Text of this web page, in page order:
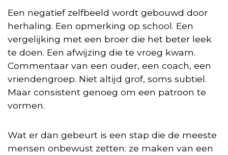
Een negatief zelfbeeld wordt gebouwd door
herhaling. Een opmerking op school. Een
vergelijking met een broer die het beter leek
te doen. Een afwijzing die te vroeg kwam.
Commentaar van een ouder, een coach, een
vriendengroep. Niet altijd grof, soms subtiel.
Maar consistent genoeg om een patroon te
vormen.
Wat er dan gebeurt is een stap die de meeste
mensen onbewust zetten: ze maken van een